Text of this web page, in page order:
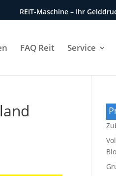
REIT-Maschine – Ihr
FAQ Reit Service